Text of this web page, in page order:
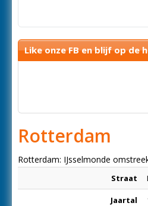
Like onze FB en blijf op de
Rotterdam
Rotterdam: IJsselmonde
Straat
Jaartal